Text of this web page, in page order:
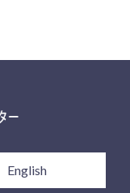
English